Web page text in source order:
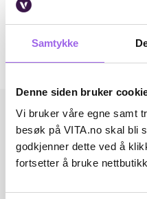
Samtykke
Denne siden bruker
Vi bruker våre egne samt
besøk på VITA.no skal bli
godkjenner dette ved å
fortsetter å bruke
Artikkelnummer: 231004011
Omtaler
Andre har også